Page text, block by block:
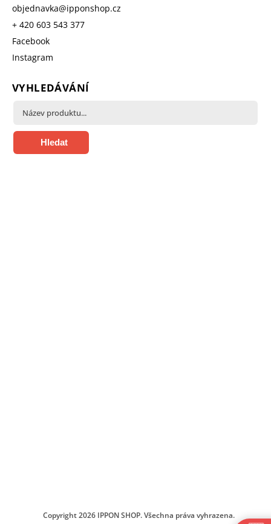
objednavka@ipponshop.cz
+ 420 603 543 377
Facebook
Instagram
VYHLEDÁVÁNÍ
Hledat
Copyright 2026 IPPON SHOP. Všechna práva vyhrazena.